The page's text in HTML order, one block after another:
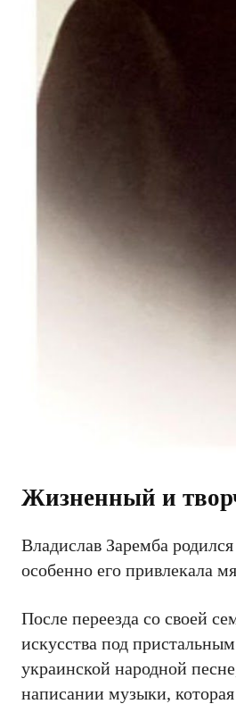
Жизненный и
Владислав Заремба
особенно его привлекала
После переезда со своей
искусства под
украинской народной
написании музыки,